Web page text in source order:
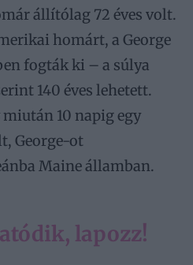
állítólag 72 éves volt.
homárt, a George
fogták ki – a súlya
140 éves lehetett.
10 napig egy
George-ot
Maine államban.
lapozz!